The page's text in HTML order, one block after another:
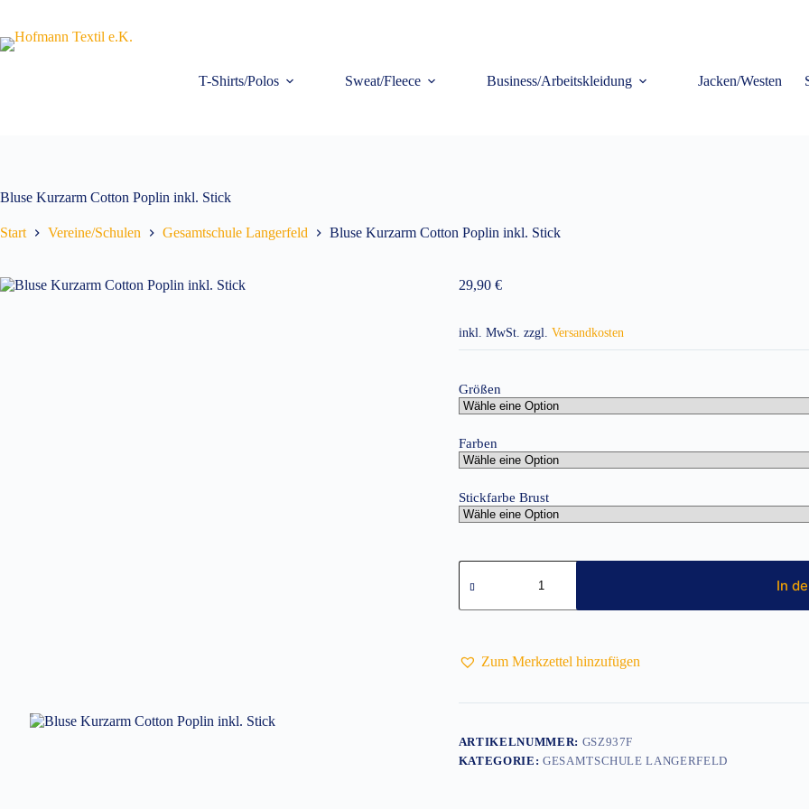
springen
T-Shirts/Polos Sweat/Fleece Business/Arbeitskleidung Jacken/Westen
Bluse Kurzarm Cotton Poplin inkl. Stick
Start Vereine/Schulen Gesamtschule Langerfeld Bluse Kurzarm Cotton Poplin inkl. Stick
29,90 €
inkl. MwSt. zzgl. Versandkosten
Größen
Farben
Stickfarbe Brust
Bluse
Kurzarm
Poplin
Menge
In
Zum Merkzettel hinzufügen
ARTIKELNUMMER: GSZ937F
KATEGORIE: GESAMTSCHULE LANGERFELD